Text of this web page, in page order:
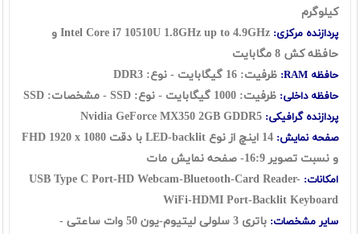
کیلوگرم
پردازنده مرکزی:
Intel Core i7 10510U 1.8GHz up to 4.9GHz و
حافظه کش 8 مگابایت
حافظه RAM: ظرفیت: 16 گیگابایت - نوع: DDR3
حافظه داخلی: ظرفیت: 1000 گیگابایت - نوع: SSD - مشخصات: SSD
پردازنده گرافیکی:
صفحه نمایش:
1920 x 1080
و نسبت تصویر 16:9- صفحه نمایش مات
امکانات: USB Type C Port-HD Webcam-Bluetooth-Card Reader-
WiFi-HDMI Port-Backlit Keyboard
سایر مشخصات:
باتری 3 سلولی لیتیوم-یون 50 وات ساعتی -